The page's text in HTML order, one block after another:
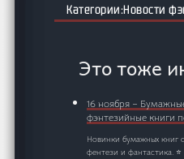
Новости
Это тоже
16 ноября –
фэнтезийные книги
Новинки бумажных книг
фентези и фантастика.